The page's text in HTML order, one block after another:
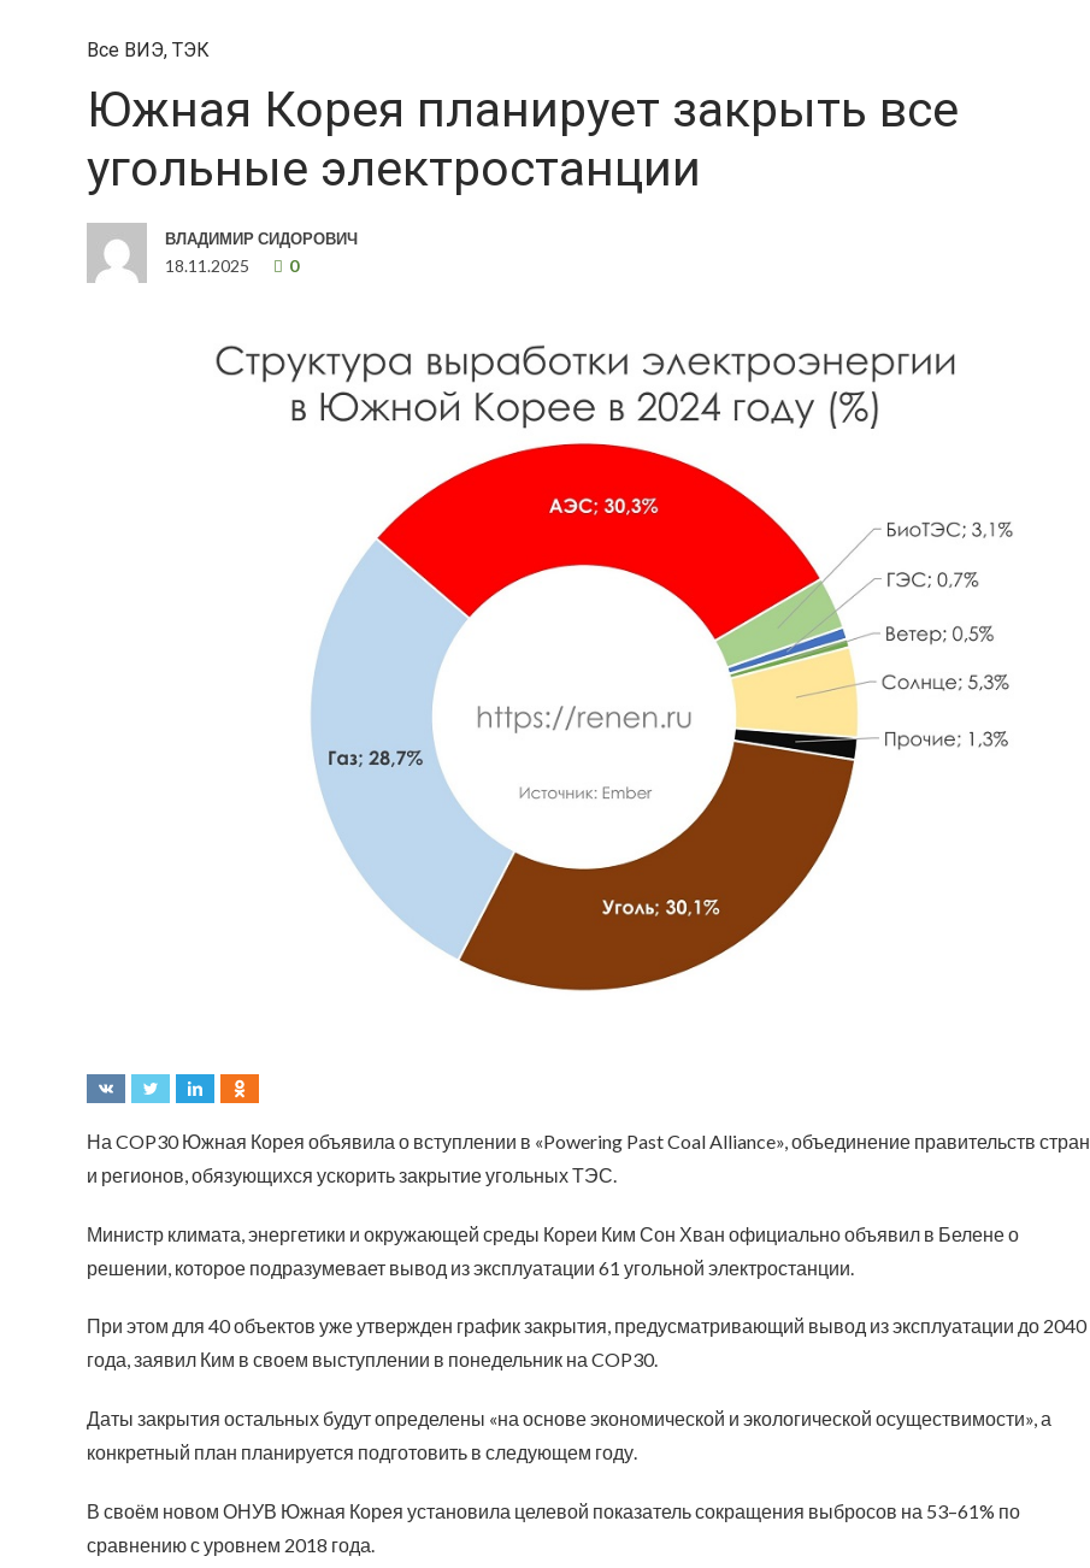
Все ВИЭ, ТЭК
Южная Корея планирует закрыть все
угольные электростанции
ВЛАДИМИР СИДОРОВИЧ
18.11.2025 0
На COP30 Южная Корея объявила о вступлении в «Powering Past Coal Alliance», объединение правительств стран
и регионов, обязующихся ускорить закрытие угольных ТЭС.
Министр климата, энергетики и окружающей среды Кореи Ким Сон Хван официально объявил в Белене о
решении, которое подразумевает вывод из эксплуатации 61 угольной электростанции.
При этом для 40 объектов уже утвержден график закрытия, предусматривающий вывод из эксплуатации до 2040
года, заявил Ким в своем выступлении в понедельник на COP30.
Даты закрытия остальных будут определены «на основе экономической и экологической осуществимости», а
конкретный план планируется подготовить в следующем году.
В своём новом ОНУВ Южная Корея установила целевой показатель сокращения выбросов на 53–61% по
сравнению с уровнем 2018 года.